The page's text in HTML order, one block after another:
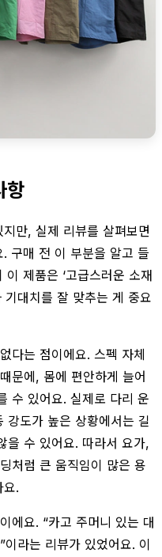
항
만, 실제 리뷰를 살펴보면
구매 전 이 부분을 알고 들
제품은 ‘고급스러운 소재
기대치를 잘 맞추는 게 중요
다는 점이에요. 스펙 자체
문에, 몸에 편안하게 늘어
수 있어요. 실제로 다리 운
강도가 높은 상황에서는 길
을 수 있어요. 따라서 요가,
처럼 큰 움직임이 많은 용
요.
에요. “카고 주머니 있는 대
라는 리뷰가 있었어요. 이